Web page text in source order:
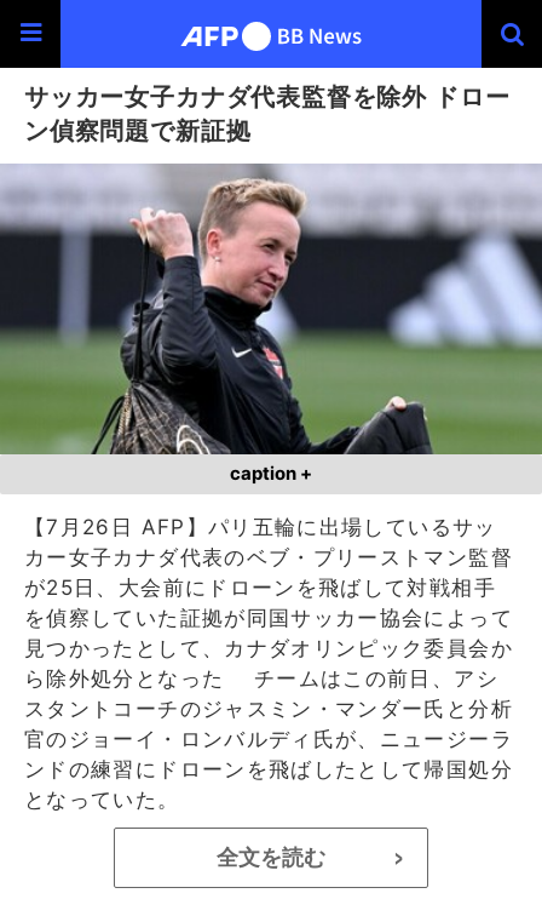
サッカー女子カナダ代表監督を除外 ドロー
ン偵察問題で新証拠
caption +
【7月26日 AFP】パリ五輪に出場しているサッ
カー女子カナダ代表のベブ・プリーストマン監督
が25日、大会前にドローンを飛ばして対戦相手
を偵察していた証拠が同国サッカー協会によって
見つかったとして、カナダオリンピック委員会か
ら除外処分となった チームはこの前日、アシ
スタントコーチのジャスミン・マンダー氏と分析
官のジョーイ・ロンバルディ氏が、ニュージーラ
ンドの練習にドローンを飛ばしたとして帰国処分
となっていた。
全文を読む >